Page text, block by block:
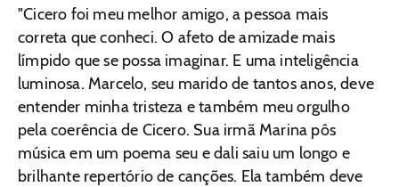
"Cicero foi meu melhor amigo, a pessoa mais
correta que conheci. O afeto de amizade mais
límpido que se possa imaginar. E uma inteligência
luminosa. Marcelo, seu marido de tantos anos, deve
entender minha tristeza e também meu orgulho
pela coerência de Cicero. Sua irmã Marina pôs
música em um poema seu e dali saiu um longo e
brilhante repertório de canções. Ela também deve